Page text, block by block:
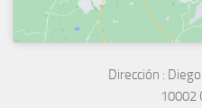
Dirección :
10002